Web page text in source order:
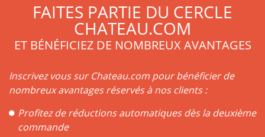
FAITES PARTIE DU CERCLE
CHATEAU.COM
ET BÉNÉFICIEZ DE NOMBREUX AVANTAGES
Inscrivez vous sur Chateau.com pour bénéficier de
nombreux avantages réservés à nos clients :
Profitez de réductions automatiques dès la deuxième
commande